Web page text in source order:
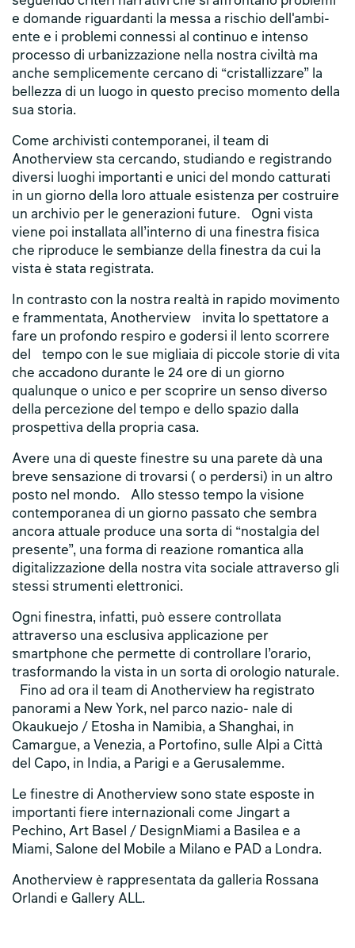
e domande riguardanti la messa a rischio dell'ambi-
ente e i problemi connessi al continuo e intenso
processo di urbanizzazione nella nostra civiltà ma
anche semplicemente cercano di “cristallizzare” la
bellezza di un luogo in questo preciso momento della
sua storia.
Come archivisti contemporanei, il team di
Anotherview sta cercando, studiando e registrando
diversi luoghi importanti e unici del mondo catturati
in un giorno della loro attuale esistenza per costruire
un archivio per le generazioni future. Ogni vista
viene poi installata all’interno di una finestra fisica
che riproduce le sembianze della finestra da cui la
vista è stata registrata.
In contrasto con la nostra realtà in rapido movimento
e frammentata, Anotherview invita lo spettatore a
fare un profondo respiro e godersi il lento scorrere
del tempo con le sue migliaia di piccole storie di vita
che accadono durante le 24 ore di un giorno
qualunque o unico e per scoprire un senso diverso
della percezione del tempo e dello spazio dalla
prospettiva della propria casa.
Avere una di queste finestre su una parete dà una
breve sensazione di trovarsi ( o perdersi) in un altro
posto nel mondo. Allo stesso tempo la visione
contemporanea di un giorno passato che sembra
ancora attuale produce una sorta di “nostalgia del
presente”, una forma di reazione romantica alla
digitalizzazione della nostra vita sociale attraverso gli
stessi strumenti elettronici.
Ogni finestra, infatti, può essere controllata
attraverso una esclusiva applicazione per
smartphone che permette di controllare l’orario,
trasformando la vista in un sorta di orologio naturale.
Fino ad ora il team di Anotherview ha registrato
panorami a New York, nel parco nazio- nale di
Okaukuejo / Etosha in Namibia, a Shanghai, in
Camargue, a Venezia, a Portofino, sulle Alpi a Città
del Capo, in India, a Parigi e a Gerusalemme.
Le finestre di Anotherview sono state esposte in
importanti fiere internazionali come Jingart a
Pechino, Art Basel / DesignMiami a Basilea e a
Miami, Salone del Mobile a Milano e PAD a Londra.
Anotherview è rappresentata da galleria Rossana
Orlandi e Gallery ALL.